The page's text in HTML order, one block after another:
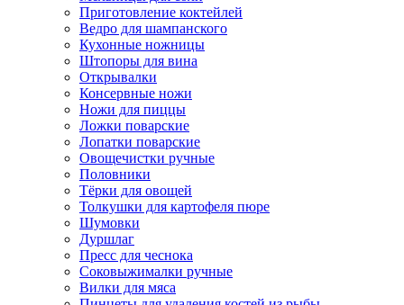
Приготовление коктейлей
Ведро для шампанского
Кухонные ножницы
Штопоры для вина
Открывалки
Консервные ножи
Ножи для пиццы
Ложки поварские
Лопатки поварские
Овощечистки ручные
Половники
Тёрки для овощей
Толкушки для картофеля пюре
Шумовки
Дуршлаг
Пресс для чеснока
Соковыжималки ручные
Вилки для мяса